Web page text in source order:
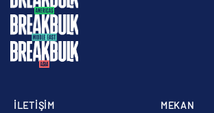
MEKAN
İLETİŞİM